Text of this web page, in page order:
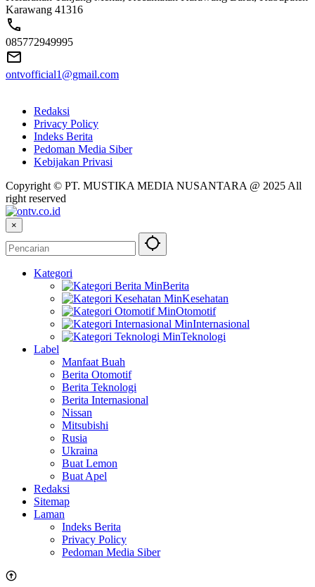
Karawang 41316
085772949995
ontvofficial1@gmail.com
Redaksi
Privacy Policy
Indeks Berita
Pedoman Media Siber
Kebijakan Privasi
Copyright © PT. MUSTIKA MEDIA NUSANTARA @ 2025 All
right reserved
×
Kategori
Berita
Kesehatan
Otomotif
Internasional
Teknologi
Label
Manfaat Buah
Berita Otomotif
Berita Teknologi
Berita Internasional
Nissan
Mitsubishi
Rusia
Ukraina
Buat Lemon
Buat Apel
Redaksi
Sitemap
Laman
Indeks Berita
Privacy Policy
Pedoman Media Siber